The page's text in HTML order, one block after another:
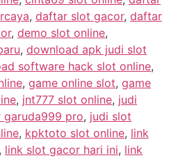
, daftar slot gacor, daftar
, demo slot online,
, download apk judi slot
software hack slot online,
, game online slot, game
, jnt777 slot online, judi
pro, judi slot
, kpktoto slot online, link
link slot gacor hari ini, link